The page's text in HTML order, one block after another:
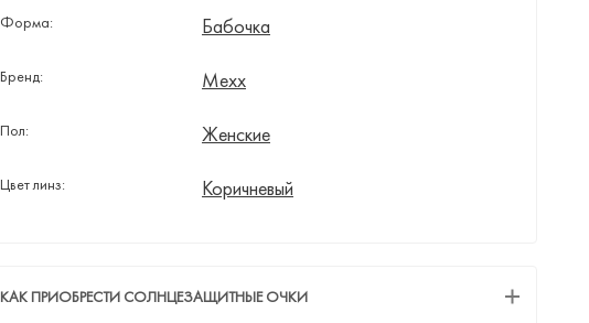
Форма: Бабочка
Бренд: Mexx
Пол: Женские
Цвет линз: Коричневый
КАК ПРИОБРЕСТИ СОЛНЦЕЗАЩИТНЫЕ ОЧКИ